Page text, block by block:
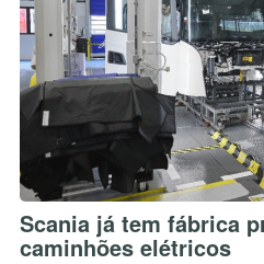
Scania já tem fábrica
caminhões elétricos